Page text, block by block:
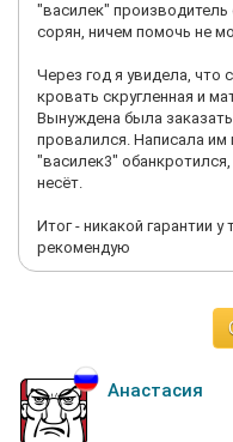
"василек" производитель
сорян, ничем помочь не
Через год я увидела, что
кровать скругленная и
Вынуждена была
провалился. Написала им
"василек3"
несёт.
Итог - никакой гарантии
рекомендую
Анастасия